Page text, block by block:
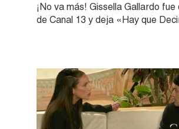
¡No va más! Gissella Gallardo
de Canal 13 y deja «Hay que